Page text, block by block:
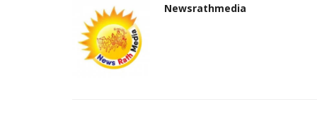
Newsrathmedia